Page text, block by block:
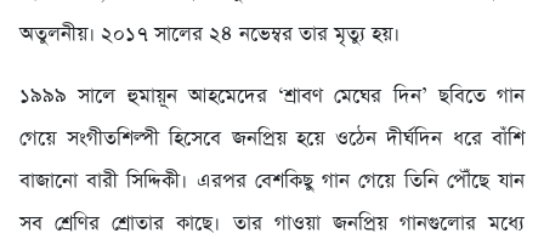
অতুলনীয়। ২০১৭ সালের ২৪ নভেম্বর তার মৃত্যু হয়।
১৯৯৯ সালে হুমায়ূন আহমেদের ‘শ্রাবণ মেঘের দিন’ ছবিতে গান
গেয়ে সংগীতশিল্পী হিসেবে জনপ্রিয় হয়ে ওঠেন দীর্ঘদিন ধরে বাঁশি
বাজানো বারী সিদ্দিকী। এরপর বেশকিছু গান গেয়ে তিনি পৌঁছে যান
সব শ্রেণির শ্রোতার কাছে। তার গাওয়া জনপ্রিয় গানগুলোর মধ্যে